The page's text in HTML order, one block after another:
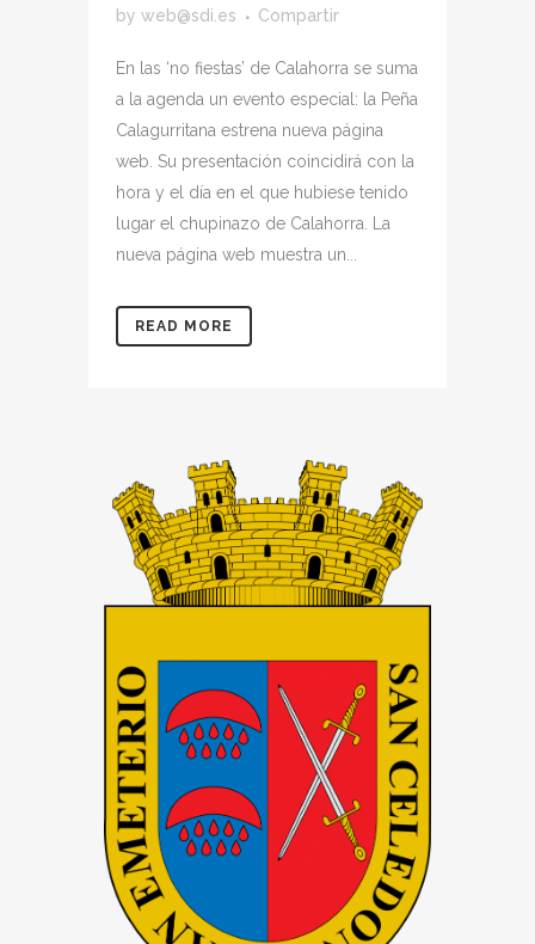
by web@sdi.es Compartir
En las ‘no fiestas’ de Calahorra se suma
a la agenda un evento especial: la Peña
Calagurritana estrena nueva página
web. Su presentación coincidirá con la
hora y el día en el que hubiese tenido
lugar el chupinazo de Calahorra. La
nueva página web muestra un...
READ MORE